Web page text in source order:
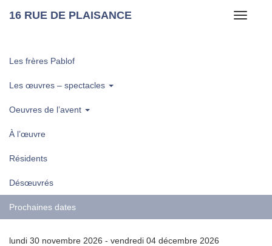
Toggle
16 RUE DE PLAISANCE
Les frères Pablof
Les œuvres – spectacles
Oeuvres de l’avent
À l’œuvre
Résidents
Désœuvrés
Prochaines dates
lundi 30 novembre 2026 - vendredi 04 décembre 2026